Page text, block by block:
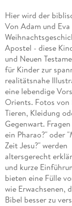
Hier wird der
Von Adam und
Apostel - diese
und Neuen
für Kinder zur
realitätsnahe
eine lebendige
Orients. Fotos von
Tieren, Kleidung
Gegenwart.
ein Pharao?" oder
Zeit Jesu?" werden
altersgerecht
und kurze
bieten eine Fülle
wie Erwachsenen,
Bibel besser zu